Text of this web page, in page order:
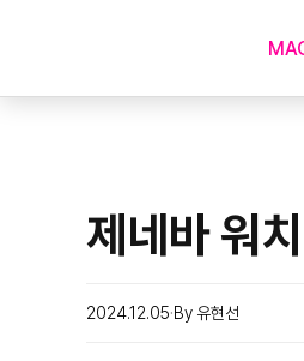
제네바 워
2024.12.05 By 유현선